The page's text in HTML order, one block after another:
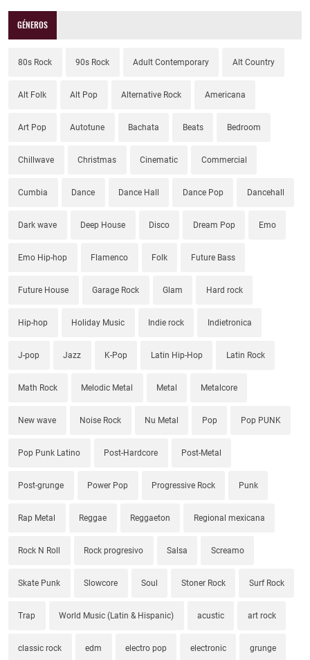
GÉNEROS
80s Rock 90s Rock Adult Contemporary Alt Country
Alt Folk Alt Pop Alternative Rock Americana
Art Pop Autotune Bachata Beats Bedroom
Chillwave Christmas Cinematic Commercial
Cumbia Dance Dance Hall Dance Pop Dancehall
Dark wave Deep House Disco Dream Pop Emo
Emo Hip-hop Flamenco Folk Future Bass
Future House Garage Rock Glam Hard rock
Hip-hop Holiday Music Indie rock Indietronica
J-pop Jazz K-Pop Latin Hip-Hop Latin Rock
Math Rock Melodic Metal Metal Metalcore
New wave Noise Rock Nu Metal Pop Pop PUNK
Pop Punk Latino Post-Hardcore Post-Metal
Post-grunge Power Pop Progressive Rock Punk
Rap Metal Reggae Reggaeton Regional mexicana
Rock N Roll Rock progresivo Salsa Screamo
Skate Punk Slowcore Soul Stoner Rock Surf Rock
Trap World Music (Latin & Hispanic) acustic art rock
classic rock edm electro pop electronic grunge